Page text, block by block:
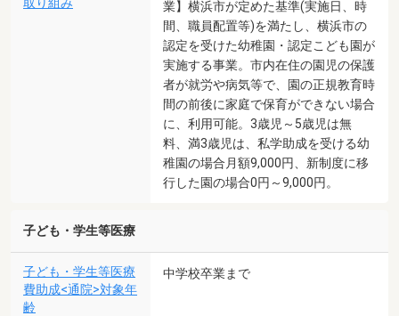
業】横浜市が定めた基準(実施日、時
間、職員配置等)を満たし、横浜市の
認定を受けた幼稚園・認定こども園が
実施する事業。市内在住の園児の保護
者が就労や病気等で、園の正規教育時
間の前後に家庭で保育ができない場合
に、利用可能。3歳児～5歳児は無
料、満3歳児は、私学助成を受ける幼
稚園の場合月額9,000円、新制度に移
行した園の場合0円～9,000円。
子ども・学生等医療
子ども・学生等医療
費助成<通院>対象年
齢
中学校卒業まで